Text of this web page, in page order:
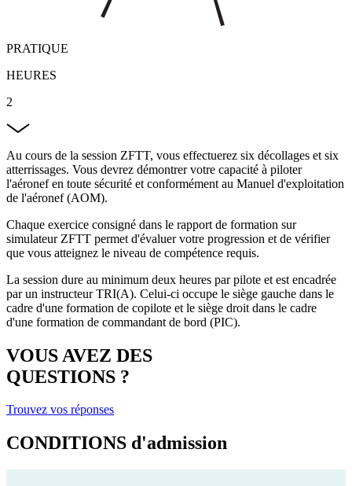
PRATIQUE
HEURES
2
Au cours de la session ZFTT, vous effectuerez six décollages et six
atterrissages. Vous devrez démontrer votre capacité à piloter
l'aéronef en toute sécurité et conformément au Manuel d'exploitation
de l'aéronef (AOM).
Chaque exercice consigné dans le rapport de formation sur
simulateur ZFTT permet d'évaluer votre progression et de vérifier
que vous atteignez le niveau de compétence requis.
La session dure au minimum deux heures par pilote et est encadrée
par un instructeur TRI(A). Celui-ci occupe le siège gauche dans le
cadre d'une formation de copilote et le siège droit dans le cadre
d'une formation de commandant de bord (PIC).
VOUS AVEZ DES
QUESTIONS ?
Trouvez vos réponses
CONDITIONS d'admission